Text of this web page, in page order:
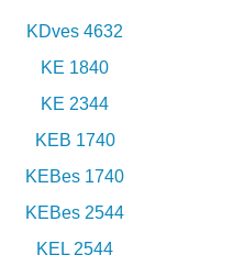
KDves 4632
KE 1840
KE 2344
KEB 1740
KEBes 1740
KEBes 2544
KEL 2544